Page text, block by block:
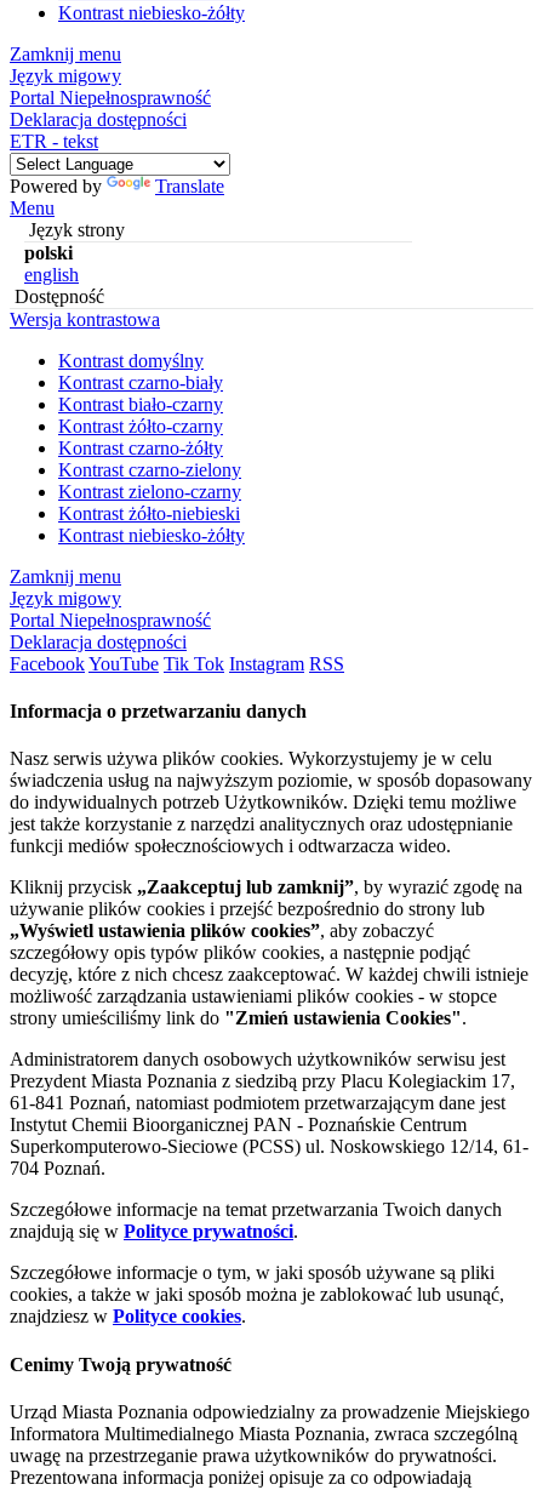
Kontrast niebiesko-żółty
Zamknij menu
Język migowy
Portal Niepełnosprawność
Deklaracja dostępności
ETR - tekst
Powered by
Translate
Menu
Język strony
polski
english
Dostępność
Wersja kontrastowa
Kontrast domyślny
Kontrast czarno-biały
Kontrast biało-czarny
Kontrast żółto-czarny
Kontrast czarno-żółty
Kontrast czarno-zielony
Kontrast zielono-czarny
Kontrast żółto-niebieski
Kontrast niebiesko-żółty
Zamknij menu
Język migowy
Portal Niepełnosprawność
Deklaracja dostępności
FacebookYouTube Tik Tok Instagram RSS
Informacja o przetwarzaniu danych
Nasz serwis używa plików cookies. Wykorzystujemy je w celu
świadczenia usług na najwyższym poziomie, w sposób dopasowany
do indywidualnych potrzeb Użytkowników. Dzięki temu możliwe
jest także korzystanie z narzędzi analitycznych oraz udostępnianie
funkcji mediów społecznościowych i odtwarzacza wideo.
Kliknij przycisk „Zaakceptuj lub zamknij”, by wyrazić zgodę na
używanie plików cookies i przejść bezpośrednio do strony lub
„Wyświetl ustawienia plików cookies”, aby zobaczyć
szczegółowy opis typów plików cookies, a następnie podjąć
decyzję, które z nich chcesz zaakceptować. W każdej chwili istnieje
możliwość zarządzania ustawieniami plików cookies - w stopce
strony umieściliśmy link do "Zmień ustawienia Cookies".
Administratorem danych osobowych użytkowników serwisu jest
Prezydent Miasta Poznania z siedzibą przy Placu Kolegiackim 17,
61-841 Poznań, natomiast podmiotem przetwarzającym dane jest
Instytut Chemii Bioorganicznej PAN - Poznańskie Centrum
Superkomputerowo-Sieciowe (PCSS) ul. Noskowskiego 12/14, 61-
704 Poznań.
Szczegółowe informacje na temat przetwarzania Twoich danych
znajdują się w Polityce prywatności.
Szczegółowe informacje o tym, w jaki sposób używane są pliki
cookies, a także w jaki sposób można je zablokować lub usunąć,
znajdziesz w Polityce cookies.
Cenimy Twoją prywatność
Urząd Miasta Poznania odpowiedzialny za prowadzenie Miejskiego
Informatora Multimedialnego Miasta Poznania, zwraca szczególną
uwagę na przestrzeganie prawa użytkowników do prywatności.
Prezentowana informacja poniżej opisuje za co odpowiadają